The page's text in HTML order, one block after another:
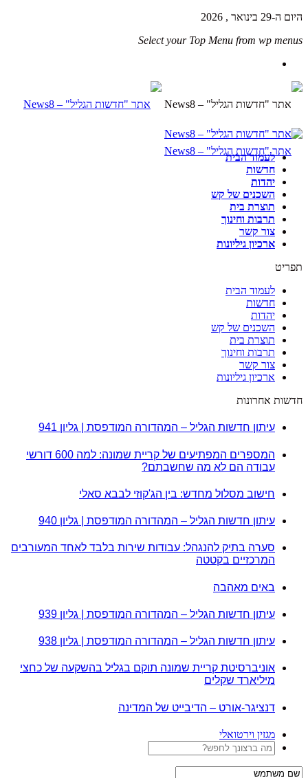
היום ה-29 בינואר , 2026
Select your Top Menu from wp menus
לעמוד הבית
חדשות
יהדות
השכנים של קש
תוצרת בית
תרבות וחינוך
צור קשר
ארכיון גיליונות
תפריט
לעמוד הבית
חדשות
יהדות
השכנים של קש
תוצרת בית
תרבות וחינוך
צור קשר
ארכיון גיליונות
חדשות אחרונות
עיתון חדשות הגליל – המהדורה המודפסת | גליון 941
המספרים המפתיעים של קריית שמונה: למה 600 דורשי
עבודה הם לא מה שחשבתם?
חישוב מסלול מחדש: בין הג'קוזי לבבא סאלי
עיתון חדשות הגליל – המהדורה המודפסת | גליון 940
סערה בתיק להנגהל: עבודות שירות בלבד לאחד המעורבים
המרכזיים בקטטה
באים מאהבה
עיתון חדשות הגליל – המהדורה המודפסת | גליון 939
עיתון חדשות הגליל – המהדורה המודפסת | גליון 938
אוניברסיטת קריית שמונה תוקם בגליל בהשקעה של כחצי
מיליארד שקלים
דנציגר-אורט – הדיבייט של המדינה
מגזין וירטואלי